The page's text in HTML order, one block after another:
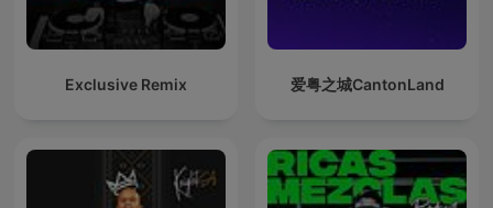
Exclusive Remix 爱粤之城CantonLand